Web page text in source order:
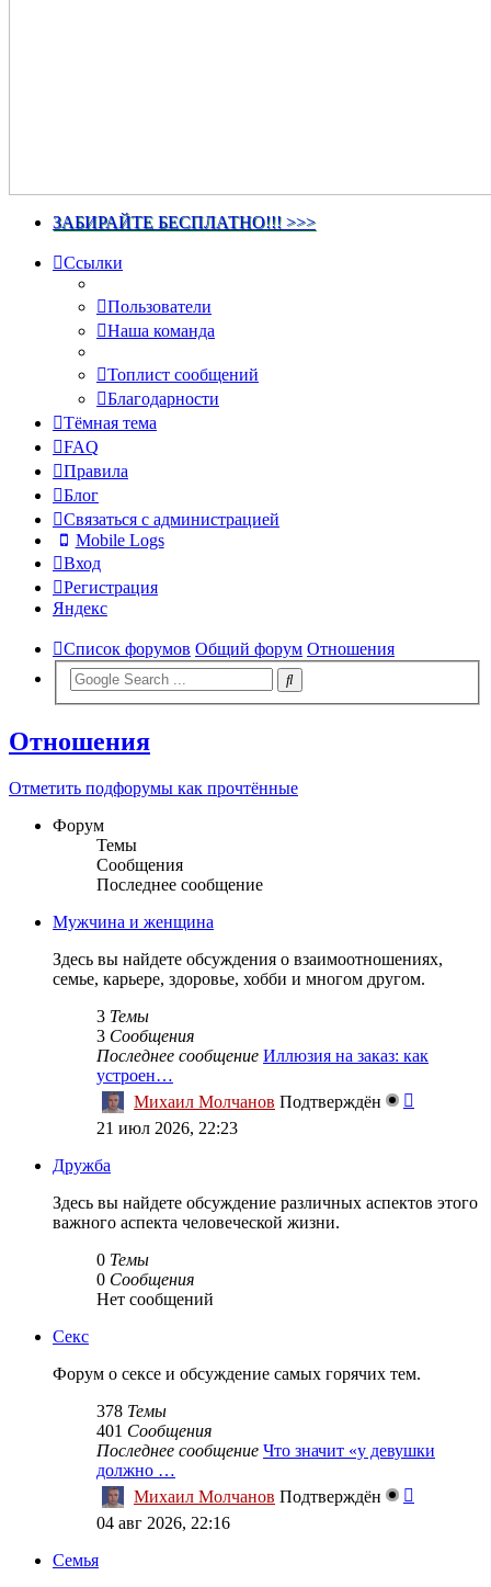
ЗАБИРАЙТЕ БЕСПЛАТНО!!! >>>
Ссылки
Пользователи
Наша команда
Топлист сообщений
Благодарности
Тёмная тема
FAQ
Правила
Блог
Связаться с администрацией
Mobile Logs
Вход
Регистрация
Яндекс
Список форумов Общий форум Отношения
Отношения
Отметить подфорумы как прочтённые
Форум
Темы
Сообщения
Последнее сообщение
Мужчина и женщина
Здесь вы найдете обсуждения о взаимоотношениях,
семье, карьере, здоровье, хобби и многом другом.
3 Темы
3 Сообщения
Последнее сообщение Иллюзия на заказ: как
устроен…
Михаил Молчанов Подтверждён
к
21 июл 2026, 22:23
Дружба
Здесь вы найдете обсуждение различных аспектов этого
важного аспекта человеческой жизни.
0 Темы
0 Сообщения
Нет сообщений
Секс
Форум о сексе и обсуждение самых горячих тем.
378 Темы
401 Сообщения
Последнее сообщение Что значит «у девушки
должно …
Михаил Молчанов Подтверждён
к
04 авг 2026, 22:16
Семья